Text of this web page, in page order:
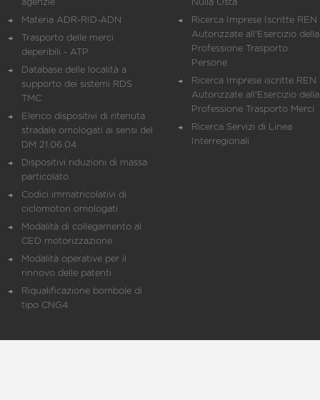
agenzie
Materia ADR-RID-ADN
Trasporto delle merci
deperibili - ATP
Database delle località a
supporto dei sistemi RDS
TMC
Elenco dispositivi di ritenuta
stradale omologati ai sensi del
DM 21.06.04
Dispositivi riduzioni di massa
particolato
Codici immatricolativi di
ciclomotori omologati
Modalità di collegamento al
CED motorizzazione
Modalità operative per il
rinnovo delle patenti
Riqualificazione bombole di
tipo CNG4
Nulla Osta
Ricerca Imprese Iscritte REN
Autorizzate all'Esercizio della
Professione Trasporto
Persone
Ricerca Imprese iscritte REN
Autorizzate all'Esercizio della
Professione Trasporto Merci
Ricerca Servizi di Linea
Interregionali